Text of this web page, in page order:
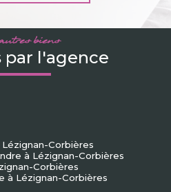
biens
par l'agence
Corbières
à Lézignan-Corbières
Corbières
à Lézignan-Corbières